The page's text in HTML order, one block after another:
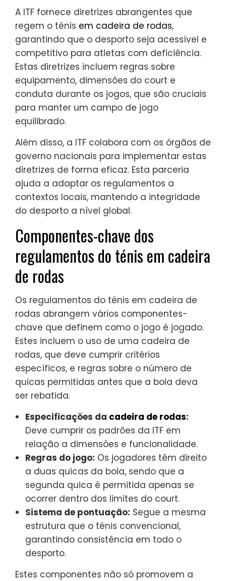
A ITF fornece diretrizes abrangentes que
regem o ténis em cadeira de rodas,
garantindo que o desporto seja acessível e
competitivo para atletas com deficiência.
Estas diretrizes incluem regras sobre
equipamento, dimensões do court e
conduta durante os jogos, que são cruciais
para manter um campo de jogo
equilibrado.
Além disso, a ITF colabora com os órgãos de
governo nacionais para implementar estas
diretrizes de forma eficaz. Esta parceria
ajuda a adaptar os regulamentos a
contextos locais, mantendo a integridade
do desporto a nível global.
Componentes-chave dos
regulamentos do ténis em cadeira
de rodas
Os regulamentos do ténis em cadeira de
rodas abrangem vários componentes-
chave que definem como o jogo é jogado.
Estes incluem o uso de uma cadeira de
rodas, que deve cumprir critérios
específicos, e regras sobre o número de
quicas permitidas antes que a bola deva
ser rebatida.
Especificações da cadeira de rodas:
Deve cumprir os padrões da ITF em
relação a dimensões e funcionalidade.
Regras do jogo: Os jogadores têm direito
a duas quicas da bola, sendo que a
segunda quica é permitida apenas se
ocorrer dentro dos limites do court.
Sistema de pontuação: Segue a mesma
estrutura que o ténis convencional,
garantindo consistência em todo o
desporto.
Estes componentes não só promovem a